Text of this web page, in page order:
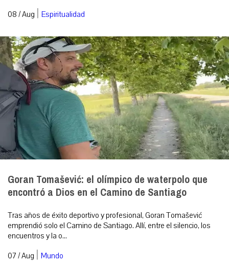
08 / Aug | Espiritualidad
Goran Tomašević: el olímpico de waterpolo que
encontró a Dios en el Camino de Santiago
Tras años de éxito deportivo y profesional, Goran Tomašević
emprendió solo el Camino de Santiago. Allí, entre el silencio, los
encuentros y la o...
07 / Aug | Mundo